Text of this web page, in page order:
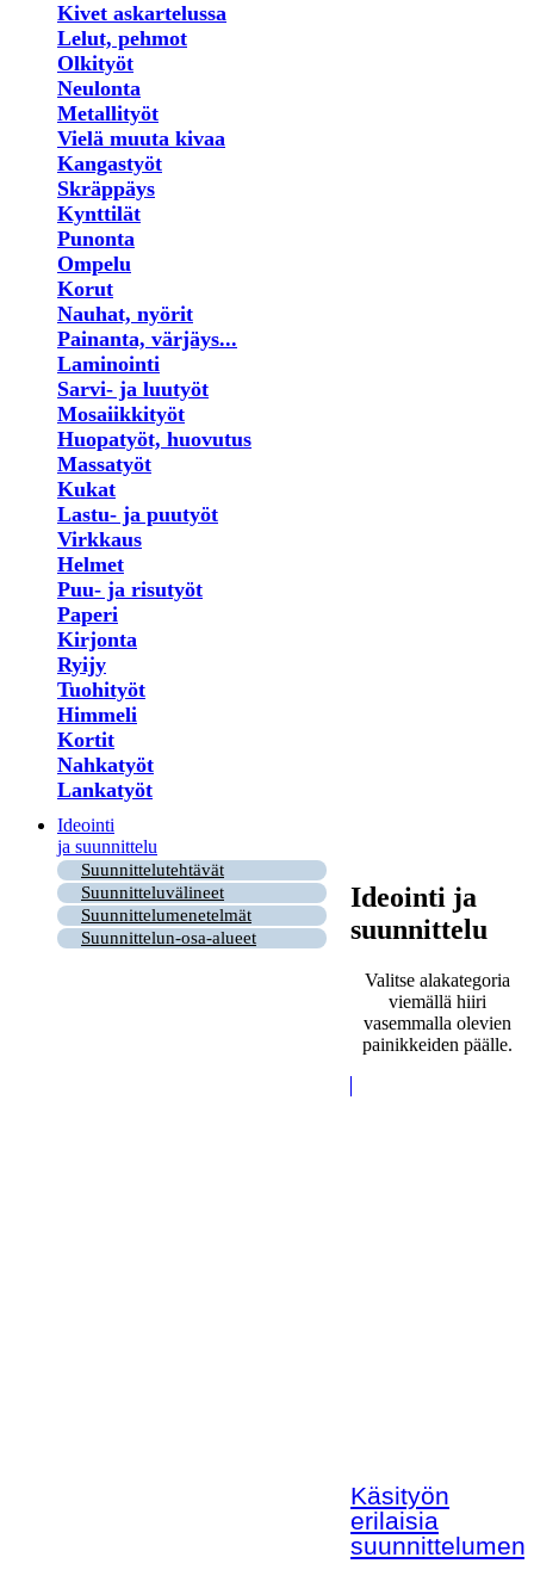
Kivet askartelussa
Lelut, pehmot
Olkityöt
Neulonta
Metallityöt
Vielä muuta kivaa
Kangastyöt
Skräppäys
Kynttilät
Punonta
Ompelu
Korut
Nauhat, nyörit
Painanta, värjäys...
Laminointi
Sarvi- ja luutyöt
Mosaiikkityöt
Huopatyöt, huovutus
Massatyöt
Kukat
Lastu- ja puutyöt
Virkkaus
Helmet
Puu- ja risutyöt
Paperi
Kirjonta
Ryijy
Tuohityöt
Himmeli
Kortit
Nahkatyöt
Lankatyöt
Ideointi
ja suunnittelu
Suunnittelutehtävät
Suunnitteluvälineet
Suunnittelumenetelmät
Suunnittelun-osa-alueet
Ideointi ja
suunnittelu
Valitse alakategoria
viemällä hiiri
vasemmalla olevien
painikkeiden päälle.
Käsityön
erilaisia